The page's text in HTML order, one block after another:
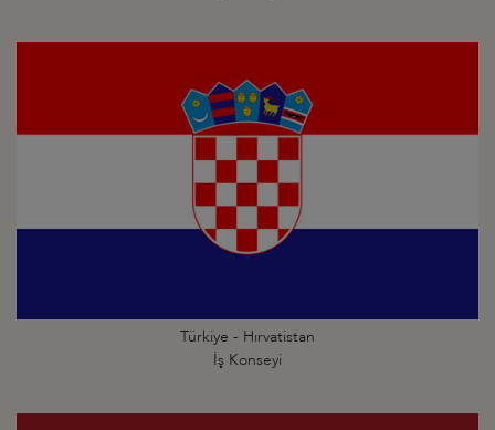
Türkiye - Hırvatistan
İş Konseyi